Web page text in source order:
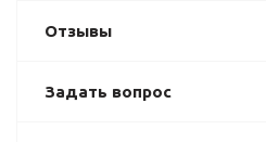
Отзывы
Задать вопрос